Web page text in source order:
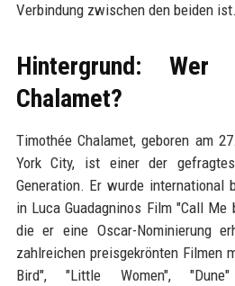
Verbindung zwischen den beiden ist.
Hintergrund:
Chalamet?
Timothée Chalamet, geboren am
York City, ist einer der
Generation. Er wurde international
in Luca Guadagninos Film "Call Me
die er eine Oscar-Nominierung
zahlreichen preisgekrönten Filmen
Bird", "Little Women",